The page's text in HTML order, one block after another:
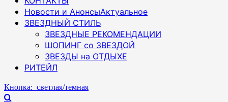
Новости и АнонсыАктуальное
ЗВЕЗДНЫЙ СТИЛЬ
ЗВЕЗДНЫЕ РЕКОМЕНДАЦИИ
ШОПИНГ со ЗВЕЗДОЙ
ЗВЕЗДЫ на ОТДЫХЕ
РИТЕЙЛ
Кнопка: светлая/темная